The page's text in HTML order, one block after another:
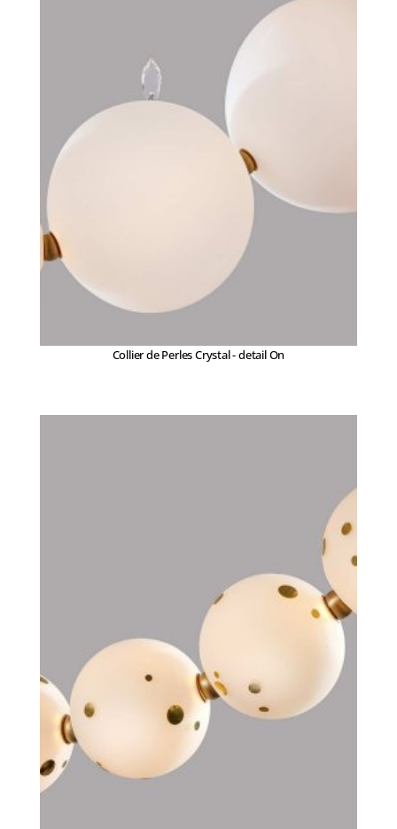
Collier de Perles Crystal - detail On